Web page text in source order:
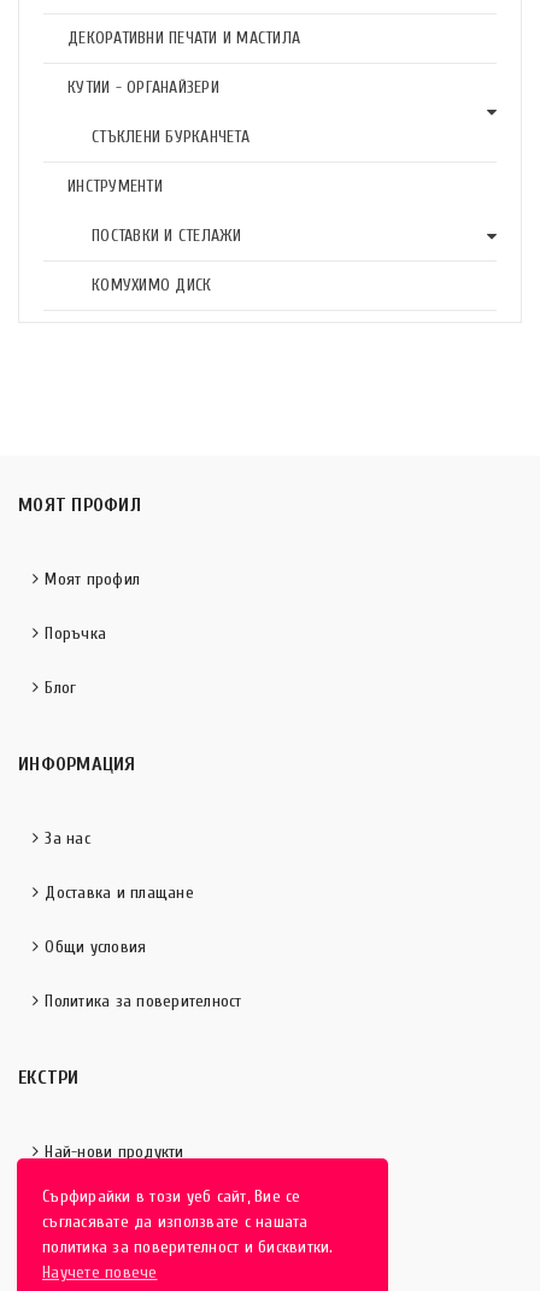
Сърфирайки в този уеб сайт, Вие се
съгласявате да използвате с нашата
политика за поверителност и бисквитки.
Научете повече
ДЕКОРАТИВНИ ПЕЧАТИ И МАСТИЛА
КУТИИ - ОРГАНАЙЗЕРИ
СТЪКЛЕНИ БУРКАНЧЕТА
ИНСТРУМЕНТИ
ПОСТАВКИ И СТЕЛАЖИ
КОМУХИМО ДИСК
МОЯТ ПРОФИЛ
Моят профил
Поръчка
Блог
ИНФОРМАЦИЯ
За нас
Доставка и плащане
Общи условия
Политика за поверителност
ЕКСТРИ
Най-нови продукти
Отличени продукти